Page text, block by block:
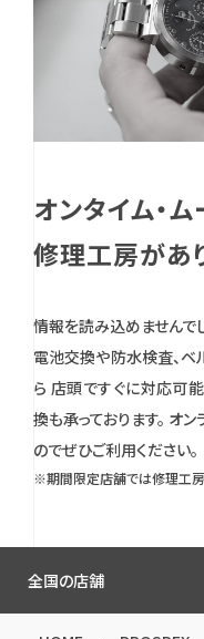
オンタイム・
修理工房があ
情報を読み込めませんで
電池交換や防水検査、ベ
ら 店頭ですぐに対応可能
換も承っております。 オン
のでぜひご利用ください。
※期間限定店舗では修理工房
全国の店舗